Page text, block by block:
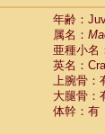
年齢：
属名：
亜種小名
英名：
上腕骨：
大腿骨：
体幹：有